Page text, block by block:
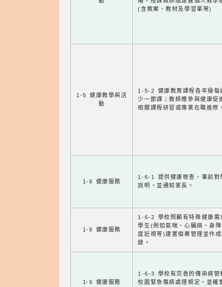
(含教案、教材及學習單等)
1-5 健康教學與活
動
1-5-2 健康教育課程各年級每
少一節課；教師應參與健康促
相關課程研習或專業在職進修
1-6 健康服務
1-6-1 提供健康檢查，事前對
說明，並通知家長。
1-6 健康服務
1-6-2 學校照顧有特殊健康需
學生(例如氣喘、心臟病、身
度近視等)建置個案管理並作
錄。
1-6 健康服務
1-6-3 學校有完善的傳染病管
校園緊急傷病處理規定，並確